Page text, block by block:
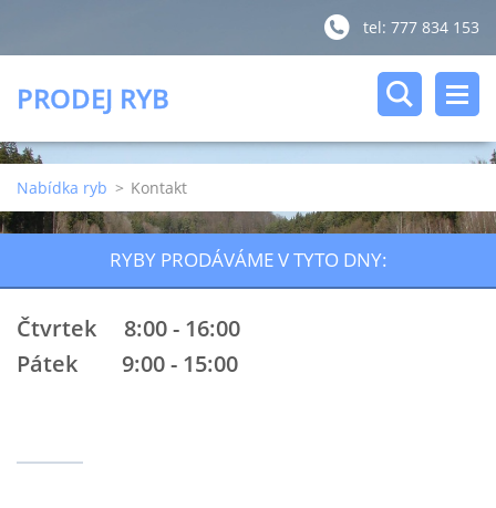
tel: 777 834 153
PRODEJ RYB
Nabídka ryb > Kontakt
RYBY PRODÁVÁME V TYTO DNY:
Čtvrtek 8:00 - 16:00
Pátek 9:00 - 15:00